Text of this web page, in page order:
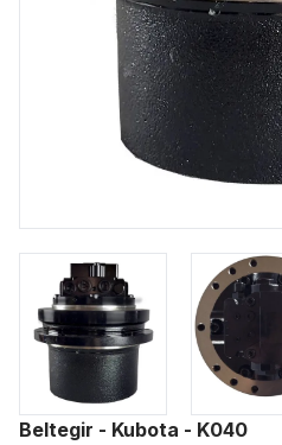
Beltegir - Kubota - K040